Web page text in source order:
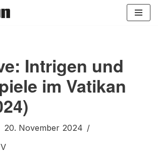
Intrigen und
im Vatikan
20. November 2024